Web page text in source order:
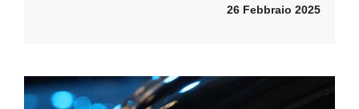
26 Febbraio 2025